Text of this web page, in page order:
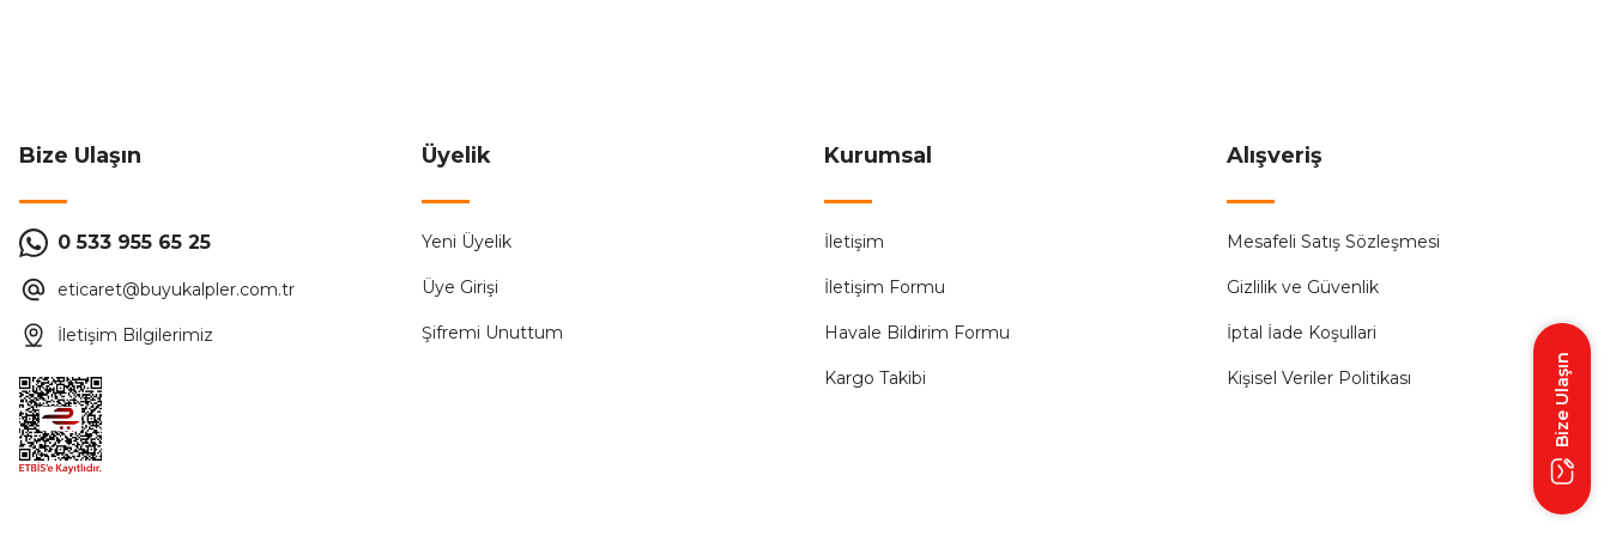
Cata CT-4279 30W 300 Lümen Taşınabilir Şarjlı Torch Led Ampul
Bize Ulaşın
0 533 955 65 25
eticaret@buyukalpler.com.tr
İletişim Bilgilerimiz
Üyelik
Yeni Üyelik
Üye Girişi
Şifremi Unuttum
Kurumsal
İletişim
İletişim Formu
Havale Bildirim Formu
Kargo Takibi
Alışveriş
Mesafeli Satış Sözleşmesi
Gizlilik ve Güvenlik
İptal İade Koşullari
Kişisel Veriler Politikası Bize Ulaşın